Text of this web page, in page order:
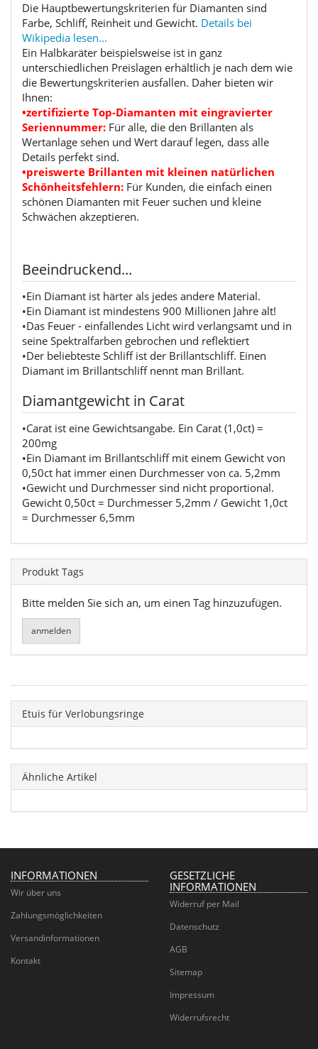
Die Hauptbewertungskriterien für Diamanten sind
Farbe, Schliff, Reinheit und Gewicht. Details bei
Wikipedia lesen...
Ein Halbkaräter beispielsweise ist in ganz
unterschiedlichen Preislagen erhältlich je nach dem wie
die Bewertungskriterien ausfallen. Daher bieten wir
Ihnen:
•zertifizierte Top-Diamanten mit eingravierter
Seriennummer: Für alle, die den Brillanten als
Wertanlage sehen und Wert darauf legen, dass alle
Details perfekt sind.
•preiswerte Brillanten mit kleinen natürlichen
Schönheitsfehlern: Für Kunden, die einfach einen
schönen Diamanten mit Feuer suchen und kleine
Schwächen akzeptieren.
Beeindruckend...
•Ein Diamant ist härter als jedes andere Material.
•Ein Diamant ist mindestens 900 Millionen Jahre alt!
•Das Feuer - einfallendes Licht wird verlangsamt und in
seine Spektralfarben gebrochen und reflektiert
•Der beliebteste Schliff ist der Brillantschliff. Einen
Diamant im Brillantschliff nennt man Brillant.
Diamantgewicht in Carat
•Carat ist eine Gewichtsangabe. Ein Carat (1,0ct) =
200mg
•Ein Diamant im Brillantschliff mit einem Gewicht von
0,50ct hat immer einen Durchmesser von ca. 5,2mm
•Gewicht und Durchmesser sind nicht proportional.
Gewicht 0,50ct = Durchmesser 5,2mm / Gewicht 1,0ct
= Durchmesser 6,5mm
Produkt Tags
Bitte melden Sie sich an, um einen Tag hinzuzufügen.
Etuis für Verlobungsringe
Ähnliche Artikel
INFORMATIONEN
Wir über uns
Zahlungsmöglichkeiten
Versandinformationen
Kontakt
GESETZLICHE
INFORMATIONEN
Widerruf per Mail
Datenschutz
AGB
Sitemap
Impressum
Widerrufsrecht